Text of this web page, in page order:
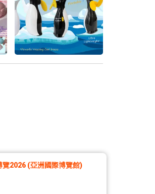
2026 (亞洲國際博覽館)